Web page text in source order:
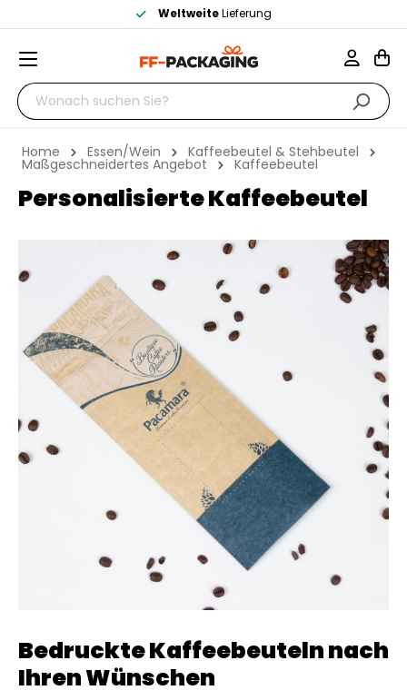
Größtes
Home Essen/Wein Kaffeebeutel & Stehbeutel
Maßgeschneidertes Angebot Kaffeebeutel
Personalisierte Kaffeebeutel
Bedruckte Kaffeebeuteln nach
Ihren Wünschen